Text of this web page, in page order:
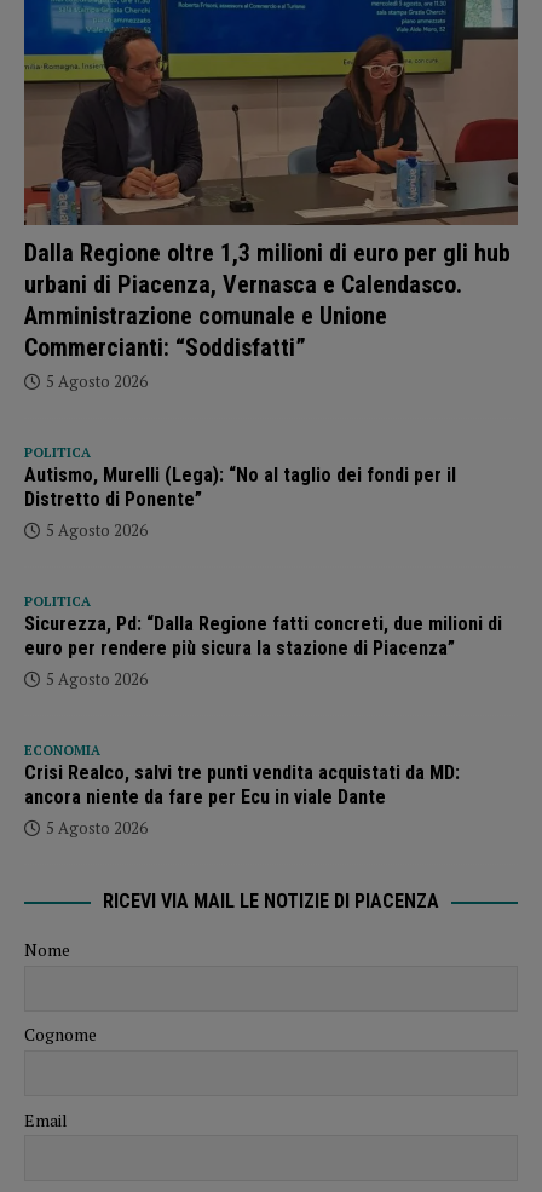
Dalla Regione oltre 1,3 milioni di euro per gli hub
urbani di Piacenza, Vernasca e Calendasco.
Amministrazione comunale e Unione
Commercianti: “Soddisfatti”
5 Agosto 2026
POLITICA
Autismo, Murelli (Lega): “No al taglio dei fondi per il
Distretto di Ponente”
5 Agosto 2026
POLITICA
Sicurezza, Pd: “Dalla Regione fatti concreti, due milioni di
euro per rendere più sicura la stazione di Piacenza”
5 Agosto 2026
ECONOMIA
Crisi Realco, salvi tre punti vendita acquistati da MD:
ancora niente da fare per Ecu in viale Dante
5 Agosto 2026
RICEVI VIA MAIL LE NOTIZIE DI PIACENZA
Nome
Cognome
Email